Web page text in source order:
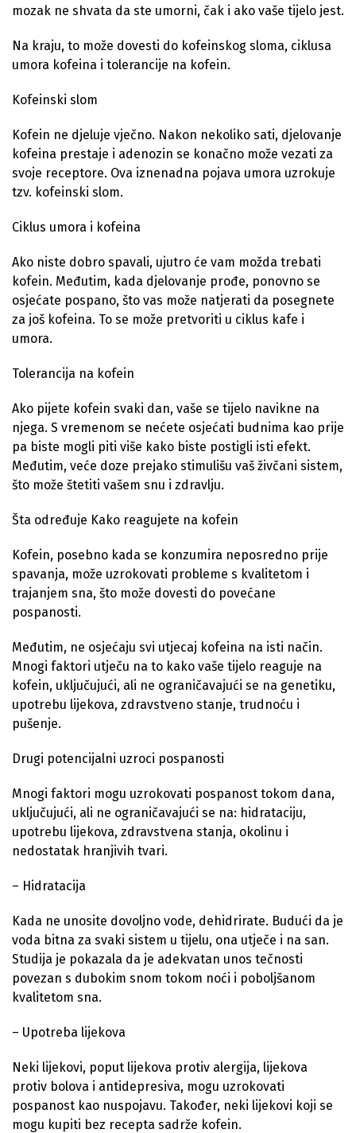
mozak ne shvata da ste umorni, čak i ako vaše tijelo jest.
Na kraju, to može dovesti do kofeinskog sloma, ciklusa
umora kofeina i tolerancije na kofein.
Kofeinski slom
Kofein ne djeluje vječno. Nakon nekoliko sati, djelovanje
kofeina prestaje i adenozin se konačno može vezati za
svoje receptore. Ova iznenadna pojava umora uzrokuje
tzv. kofeinski slom.
Ciklus umora i kofeina
Ako niste dobro spavali, ujutro će vam možda trebati
kofein. Međutim, kada djelovanje prođe, ponovno se
osjećate pospano, što vas može natjerati da posegnete
za još kofeina. To se može pretvoriti u ciklus kafe i
umora.
Tolerancija na kofein
Ako pijete kofein svaki dan, vaše se tijelo navikne na
njega. S vremenom se nećete osjećati budnima kao prije
pa biste mogli piti više kako biste postigli isti efekt.
Međutim, veće doze prejako stimulišu vaš živčani sistem,
što može štetiti vašem snu i zdravlju.
Šta određuje Kako reagujete na kofein
Kofein, posebno kada se konzumira neposredno prije
spavanja, može uzrokovati probleme s kvalitetom i
trajanjem sna, što može dovesti do povećane
pospanosti.
Međutim, ne osjećaju svi utjecaj kofeina na isti način.
Mnogi faktori utječu na to kako vaše tijelo reaguje na
kofein, uključujući, ali ne ograničavajući se na genetiku,
upotrebu lijekova, zdravstveno stanje, trudnoću i
pušenje.
Drugi potencijalni uzroci pospanosti
Mnogi faktori mogu uzrokovati pospanost tokom dana,
uključujući, ali ne ograničavajući se na: hidrataciju,
upotrebu lijekova, zdravstvena stanja, okolinu i
nedostatak hranjivih tvari.
– Hidratacija
Kada ne unosite dovoljno vode, dehidrirate. Budući da je
voda bitna za svaki sistem u tijelu, ona utječe i na san.
Studija je pokazala da je adekvatan unos tečnosti
povezan s dubokim snom tokom noći i poboljšanom
kvalitetom sna.
– Upotreba lijekova
Neki lijekovi, poput lijekova protiv alergija, lijekova
protiv bolova i antidepresiva, mogu uzrokovati
pospanost kao nuspojavu. Također, neki lijekovi koji se
mogu kupiti bez recepta sadrže kofein.